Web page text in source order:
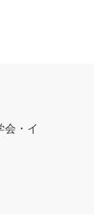
会・イ